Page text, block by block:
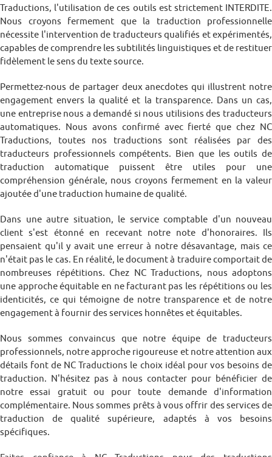
Traductions, l'utilisation de ces outils est strictement INTERDITE.
Nous croyons fermement que la traduction professionnelle
nécessite l'intervention de traducteurs qualifiés et expérimentés,
capables de comprendre les subtilités linguistiques et de restituer
fidèlement le sens du texte source.
Permettez-nous de partager deux anecdotes qui illustrent notre
engagement envers la qualité et la transparence. Dans un cas,
une entreprise nous a demandé si nous utilisions des traducteurs
automatiques. Nous avons confirmé avec fierté que chez NC
Traductions, toutes nos traductions sont réalisées par des
traducteurs professionnels compétents. Bien que les outils de
traduction automatique puissent être utiles pour une
compréhension générale, nous croyons fermement en la valeur
ajoutée d'une traduction humaine de qualité.
Dans une autre situation, le service comptable d'un nouveau
client s'est étonné en recevant notre note d'honoraires. Ils
pensaient qu'il y avait une erreur à notre désavantage, mais ce
n'était pas le cas. En réalité, le document à traduire comportait de
nombreuses répétitions. Chez NC Traductions, nous adoptons
une approche équitable en ne facturant pas les répétitions ou les
identicités, ce qui témoigne de notre transparence et de notre
engagement à fournir des services honnêtes et équitables.
Nous sommes convaincus que notre équipe de traducteurs
professionnels, notre approche rigoureuse et notre attention aux
détails font de NC Traductions le choix idéal pour vos besoins de
traduction. N'hésitez pas à nous contacter pour bénéficier de
notre essai gratuit ou pour toute demande d'information
complémentaire. Nous sommes prêts à vous offrir des services de
traduction de qualité supérieure, adaptés à vos besoins
spécifiques.